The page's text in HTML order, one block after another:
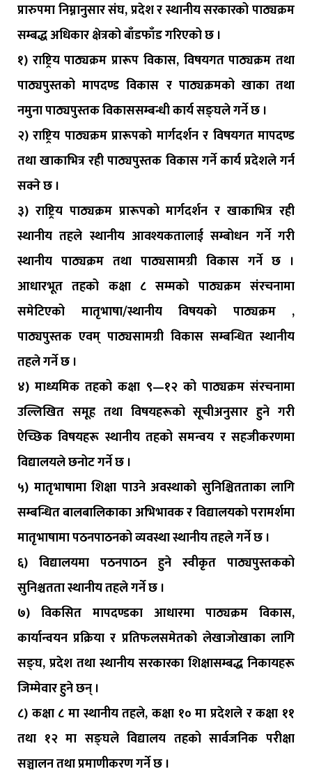
प्रारुपमा निम्नानुसार संघ, प्रदेश र स्थानीय सरकारको पाठ्यक्रम
सम्बद्ध अधिकार क्षेत्रको बाँडफाँड गरिएको छ ।
१) राष्ट्रिय पाठ्यक्रम प्रारूप विकास, विषयगत पाठ्यक्रम तथा
पाठ्यपुस्तको मापदण्ड विकास र पाठ्यक्रमको खाका तथा
नमुना पाठ्यपुस्तक विकाससम्बन्धी कार्य सङ्घले गर्ने छ ।
२) राष्ट्रिय पाठ्यक्रम प्रारूपको मार्गदर्शन र विषयगत मापदण्ड
तथा खाकाभित्र रही पाठ्यपुस्तक विकास गर्ने कार्य प्रदेशले गर्न
सक्ने छ ।
३) राष्ट्रिय पाठ्यक्रम प्रारूपको मार्गदर्शन र खाकाभित्र रही
स्थानीय तहले स्थानीय आवश्यकतालाई सम्बोधन गर्ने गरी
स्थानीय पाठ्यक्रम तथा पाठ्यसामग्री विकास गर्ने छ ।
आधारभूत तहको कक्षा ८ सम्मको पाठ्यक्रम संरचनामा
समेटिएको मातृभाषा/स्थानीय विषयको पाठ्यक्रम ,
पाठ्यपुस्तक एवम् पाठ्यसामग्री विकास सम्बन्धित स्थानीय
तहले गर्ने छ ।
४) माध्यमिक तहको कक्षा ९—१२ को पाठ्यक्रम संरचनामा
उल्लिखित समूह तथा विषयहरूको सूचीअनुसार हुने गरी
ऐच्छिक विषयहरू स्थानीय तहको समन्वय र सहजीकरणमा
विद्यालयले छनोट गर्ने छ ।
५) मातृभाषामा शिक्षा पाउने अवस्थाको सुनिश्चितताका लागि
सम्बन्धित बालबालिकाका अभिभावक र विद्यालयको परामर्शमा
मातृभाषामा पठनपाठनको व्यवस्था स्थानीय तहले गर्ने छ ।
६) विद्यालयमा पठनपाठन हुने स्वीकृत पाठ्यपुस्तकको
सुनिश्चतता स्थानीय तहले गर्ने छ ।
७) विकसित मापदण्डका आधारमा पाठ्यक्रम विकास,
कार्यान्वयन प्रक्रिया र प्रतिफलसमेतको लेखाजोखाका लागि
सङ्घ, प्रदेश तथा स्थानीय सरकारका शिक्षासम्बद्ध निकायहरू
जिम्मेवार हुने छन् ।
८) कक्षा ८ मा स्थानीय तहले, कक्षा १० मा प्रदेशले र कक्षा ११
तथा १२ मा सङ्घले विद्यालय तहको सार्वजनिक परीक्षा
सञ्चालन तथा प्रमाणीकरण गर्ने छ ।